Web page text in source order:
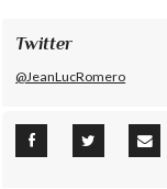
Twitter
@JeanLucRomero